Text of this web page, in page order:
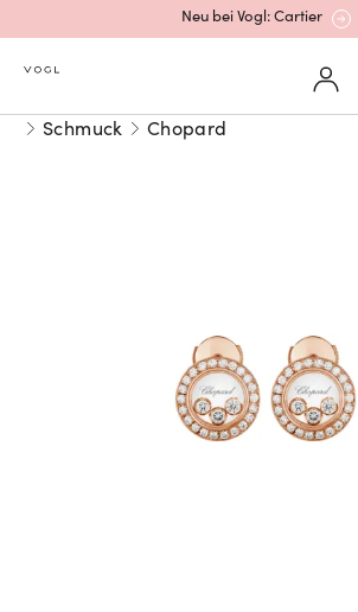
Neu bei Vogl: Cartier
Mehr erfahren: Ikonische Uhren von
Neu bei Vogl: Uhren von Grand
Schmuck Chopard